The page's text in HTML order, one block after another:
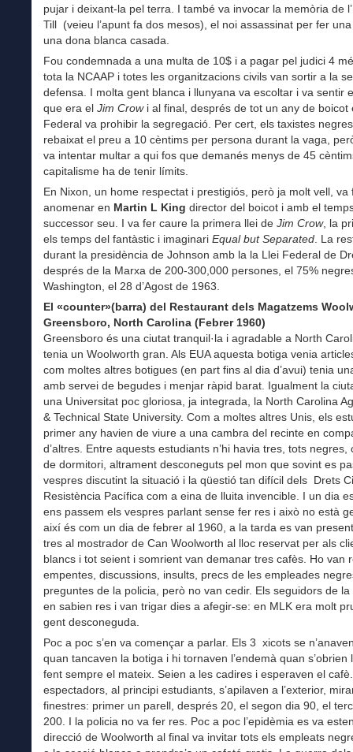
pujar i deixant-la pel terra. I també va invocar la memòria de
Till (veieu l’apunt fa dos mesos), el noi assassinat per fer
una dona blanca casada.
Fou condemnada a una multa de 10$ i a pagar pel judici 4
tota la NCAAP i totes les organitzacions civils van sortir a la
defensa. I molta gent blanca i llunyana va escoltar i va sentir
que era el Jim Crowi al final, després de tot un any de boicot
Federal va prohibir la segregació. Per cert, els taxistes
rebaixat el preu a 10 cèntims per persona durant la vaga,
va intentar multar a qui fos que demanés menys de 45
capitalisme ha de tenir límits.
En Nixon, un home respectat i prestigiós, però ja molt vell, va
anomenar en Martin L King director del boicot i amb el
successor seu. I va fer caure la primera llei de Jim Crow, la
els temps del fantàstic i imaginari Equal but Separated . La
durant la presidència de Johnson amb la la Llei Federal de
després de la Marxa de 200-300,000 persones, el 75%
Washington, el 28 d’Agost de 1963.
El «counter»(barra) del Restaurant dels Magatzems
Greensboro, North Carolina (Febrer 1960)
Greensboro és una ciutat tranquil·la i agradable a North
tenia un Woolworth gran. Als EUA aquesta botiga venia
com moltes altres botigues (en part fins al dia d’avui) tenia
amb servei de begudes i menjar ràpid barat. Igualment la
una Universitat poc gloriosa, ja integrada, la North Carolina
& Technical State University. Com a moltes altres Unis, els
primer any havien de viure a una cambra del recinte en
d’altres. Entre aquests estudiants n’hi havia tres, tots negres,
de dormitori, altrament desconeguts pel mon que sovint es
vespres discutint la situació i la qüestió tan difícil dels Drets
Resistència Pacífica com a eina de lluita invencible. I un dia
ens passem els vespres parlant sense fer res i això no està
així és com un dia de febrer al 1960, a la tarda es van
tres al mostrador de Can Woolworth al lloc reservat per als
blancs i tot seient i somrient van demanar tres cafès. Ho van
empentes, discussions, insults, precs de les empleades
preguntes de la policia, però no van cedir. Els seguidors de la
en sabien res i van trigar dies a afegir-se: en MLK era molt
gent desconeguda.
Poc a poc s’en va començar a parlar. Els 3 xicots se
quan tancaven la botiga i hi tornaven l’endemà quan s’obrien
fent sempre el mateix. Seien a les cadires i esperaven el
espectadors, al principi estudiants, s’apilaven a l’exterior,
finestres: primer un parell, després 20, el segon dia 90, el
200. I la policia no va fer res. Poc a poc l’epidèmia es va
direcció de Woolworth al final va invitar tots els empleats